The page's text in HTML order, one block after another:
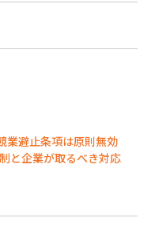
業避止条項は原則無効
と企業が取るべき対応